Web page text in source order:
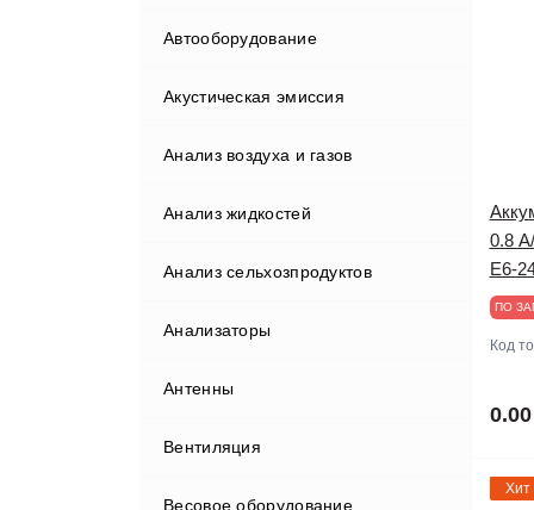
Автооборудование
Бортовые компьютеры
Видеорегистраторы
Газоанализаторы
Гаражные краны
Диагностические комплексы
Диагностическое
Акустическая эмиссия
Анализ воздуха и газов
Анализ жидкостей
Анализ сельхозпродуктов
Анализаторы мяса
Анализаторы
Антенны
Вентиляция
Весовое оборудование
0.8
Е6-
ПО
Код
Хит